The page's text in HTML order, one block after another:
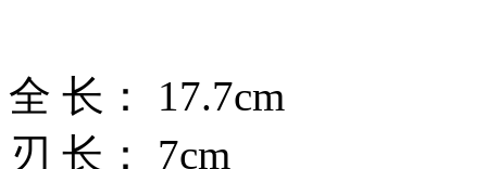
全 长： 17.7cm
刃 长： 7cm